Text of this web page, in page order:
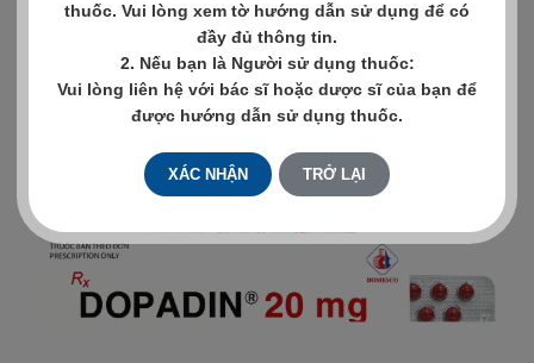
thuốc. Vui lòng xem tờ hướng dẫn sử dụng để có
đầy đủ thông tin.
2. Nếu bạn là Người sử dụng thuốc:
Vui lòng liên hệ với bác sĩ hoặc dược sĩ của bạn để
được hướng dẫn sử dụng thuốc.
XÁC NHẬN TRỞ LẠI
xem chi tiết